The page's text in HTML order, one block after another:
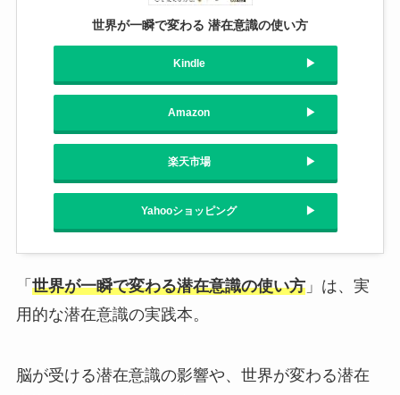
世界が一瞬で変わる 潜在意識の使い方
Kindle
Amazon
楽天市場
Yahooショッピング
「 世界が一瞬で変わる潜在意識の使い方」は、実
用的な潜在意識の実践本。
脳が受ける潜在意識の影響や、世界が変わる潜在